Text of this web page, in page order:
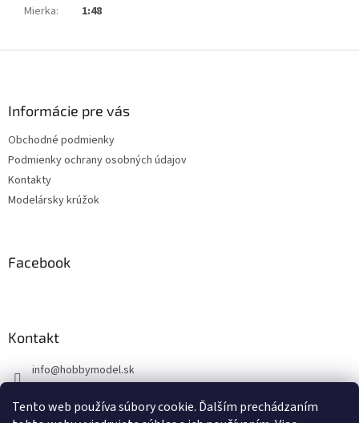
Tento web používa súbory cookie. Ďalším prechádzaním
Mierka: 1:48
Informácie pre vás
Obchodné podmienky
Podmienky ochrany osobných údajov
Kontakty
Modelársky krúžok
Facebook
Kontakt
info@hobbymodel.sk
https://www.facebook.com/skhobbymodel